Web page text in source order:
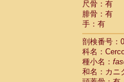
尺骨：有
腓骨：有
手：有
剖検番号：
科名：
種小名：
和名：カニ